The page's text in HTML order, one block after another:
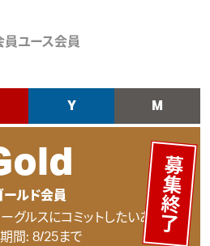
員ユース会員
Y M
募集終了
ールド会員
ーグルスにコミットしたいあなたに
間: 8/25まで